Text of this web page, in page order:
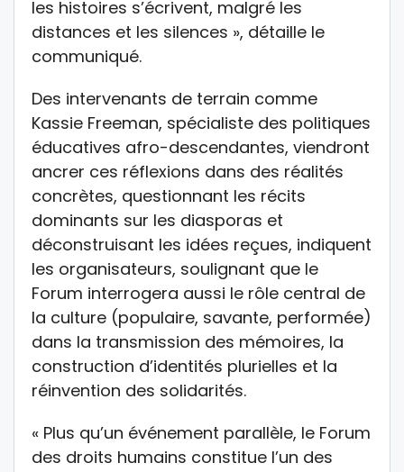
les histoires s’écrivent, malgré les
distances et les silences », détaille le
communiqué.
Des intervenants de terrain comme
Kassie Freeman, spécialiste des politiques
éducatives afro-descendantes, viendront
ancrer ces réflexions dans des réalités
concrètes, questionnant les récits
dominants sur les diasporas et
déconstruisant les idées reçues, indiquent
les organisateurs, soulignant que le
Forum interrogera aussi le rôle central de
la culture (populaire, savante, performée)
dans la transmission des mémoires, la
construction d’identités plurielles et la
réinvention des solidarités.
« Plus qu’un événement parallèle, le Forum
des droits humains constitue l’un des